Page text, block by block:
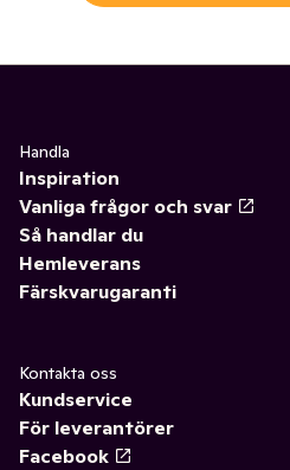
Handla
Inspiration
Vanliga frågor och svar
Så handlar du
Hemleverans
Färskvarugaranti
Kontakta oss
Kundservice
För leverantörer
Facebook